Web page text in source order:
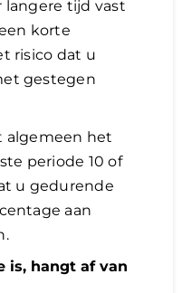
langere tijd vast
korte
risico dat u
gestegen
algemeen het
periode 10 of
u gedurende
aan
is, hangt af van